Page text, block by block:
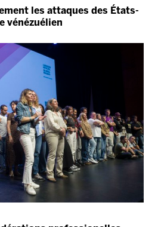
les attaques des États-
vénézuélien